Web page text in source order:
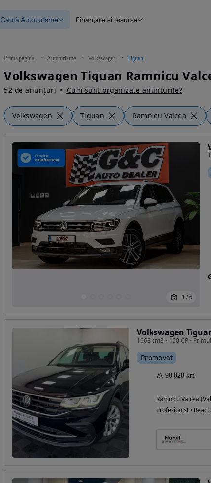
Mașini electrice
Mașini cu detalii verificate
Caută Autoturisme
Blog Autovit.ro
Finanțare și resurse
Prima pagina Autoturisme Volkswagen Tiguan
52 de anunțuri Cum sunt organizate anunturile?
Volkswagen Tiguan Ramnicu Valcea
1 / 6
Volkswagen
1968 cm3 • 150 CP •
Promovat
90 028 km
Ramnicu Valcea
Profesionist •